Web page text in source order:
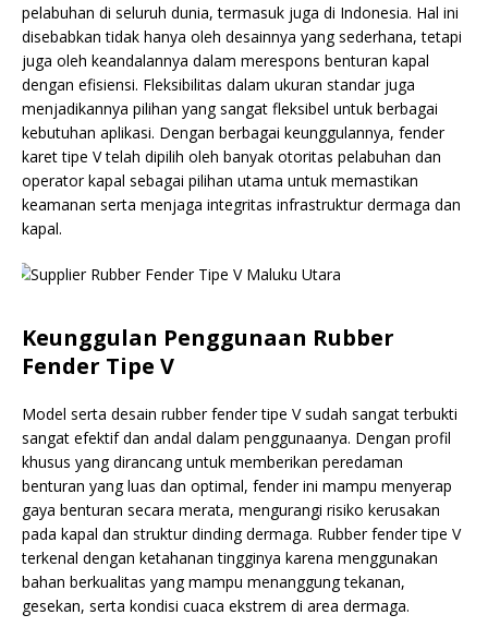
pelabuhan di seluruh dunia, termasuk juga di Indonesia. Hal ini
disebabkan tidak hanya oleh desainnya yang sederhana, tetapi
juga oleh keandalannya dalam merespons benturan kapal
dengan efisiensi. Fleksibilitas dalam ukuran standar juga
menjadikannya pilihan yang sangat fleksibel untuk berbagai
kebutuhan aplikasi. Dengan berbagai keunggulannya, fender
karet tipe V telah dipilih oleh banyak otoritas pelabuhan dan
operator kapal sebagai pilihan utama untuk memastikan
keamanan serta menjaga integritas infrastruktur dermaga dan
kapal.
Keunggulan Penggunaan Rubber
Fender Tipe V
Model serta desain rubber fender tipe V sudah sangat terbukti
sangat efektif dan andal dalam penggunaanya. Dengan profil
khusus yang dirancang untuk memberikan peredaman
benturan yang luas dan optimal, fender ini mampu menyerap
gaya benturan secara merata, mengurangi risiko kerusakan
pada kapal dan struktur dinding dermaga. Rubber fender tipe V
terkenal dengan ketahanan tingginya karena menggunakan
bahan berkualitas yang mampu menanggung tekanan,
gesekan, serta kondisi cuaca ekstrem di area dermaga.